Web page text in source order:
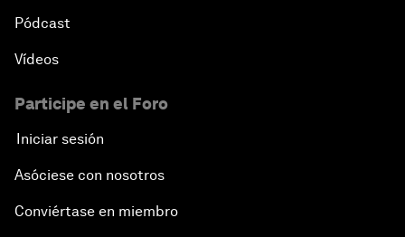
Pódcast
Vídeos
Participe en el Foro
Iniciar sesión
Asóciese con nosotros
Conviértase en miembro